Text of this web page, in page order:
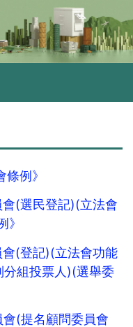
例》
(選民登記)(立法會
(登記)(立法會功能
組投票人)(選舉委
(提名顧問委員會